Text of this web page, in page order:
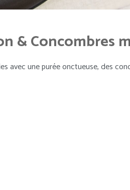
& Concombres
avec une purée onctueuse, des